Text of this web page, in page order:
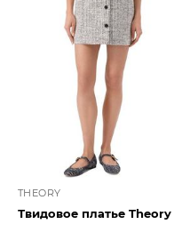
THEORY
Твидовое платье Theory